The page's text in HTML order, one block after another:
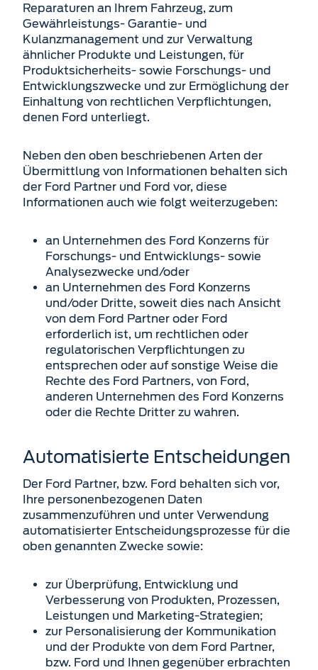
Reparaturen an Ihrem Fahrzeug, zum
Gewährleistungs- Garantie- und
Kulanzmanagement und zur Verwaltung
ähnlicher Produkte und Leistungen, für
Produktsicherheits- sowie Forschungs- und
Entwicklungszwecke und zur Ermöglichung der
Einhaltung von rechtlichen Verpflichtungen,
denen Ford unterliegt.
Neben den oben beschriebenen Arten der
Übermittlung von Informationen behalten sich
der Ford Partner und Ford vor, diese
Informationen auch wie folgt weiterzugeben:
an Unternehmen des Ford Konzerns für
Forschungs- und Entwicklungs- sowie
Analyse­zwecke und/oder
an Unternehmen des Ford Konzerns
und/oder Dritte, soweit dies nach Ansicht
von dem Ford Partner oder Ford
erforderlich ist, um rechtlichen oder
regulatorischen Verpflichtungen zu
entsprechen oder auf sonstige Weise die
Rechte des Ford Partners, von Ford,
anderen Unternehmen des Ford Konzerns
oder die Rechte Dritter zu wahren.
Automatisierte Entscheidungen
Der Ford Partner, bzw. Ford behalten sich vor,
Ihre personenbezogenen Daten
zusammenzuführen und unter Verwendung
automatisierter Entscheidungsprozesse für die
oben genannten Zwecke sowie:
zur Überprüfung, Entwicklung und
Verbesserung von Produkten, Prozessen,
Leistungen und Marketing-Strategien;
zur Personalisierung der Kommunikation
und der Produkte von dem Ford Partner,
bzw. Ford und Ihnen gegenüber erbrachten